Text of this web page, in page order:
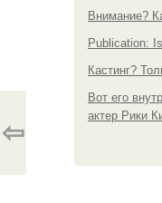
Внимание?
Publication:
Кастинг?
Вот его
актер Рики
⇦